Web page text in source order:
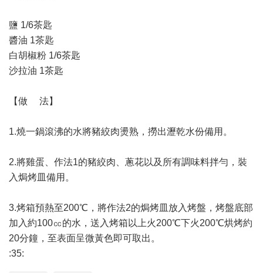
鹽 1/6茶匙
醬油 1茶匙
白胡椒粉 1/6茶匙
沙拉油 1茶匙
【做 法】
1.燒一鍋滾沸的水將豬絞肉燙熟，撈出瀝乾水份備用。
2.將雞蛋、作法1的豬絞肉、蔥花以及所有調味料拌勻，裝
入焗烤皿備用。
3.烤箱預熱至200℃，將作法2的焗烤皿放入烤盤，烤盤底部
加入約100㏄的水，送入烤箱以上火200℃下火200℃烘烤約
20分鐘，至表面呈微黃色即可取出。
:35: